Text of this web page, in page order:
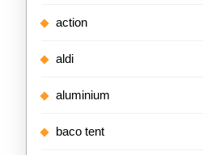
action
aldi
aluminium
baco tent